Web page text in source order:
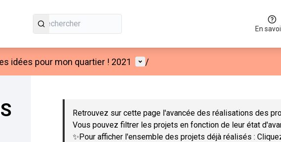
En
idées pour mon quartier ! 2021 Menu utilisateur
/
Passer la carte
Retrouvez sur cette page l'avancée des réalisations des
Vous pouvez filtrer les projets en fonction de leur état
✨Pour afficher l'ensemble des projets déjà réalisés :